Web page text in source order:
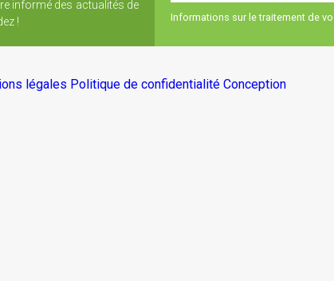
informé des actualités de
!
Informations sur le traitement de
légales Politique de confidentialité Conception